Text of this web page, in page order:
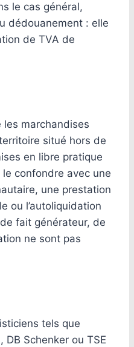
le cas général,
dédouanement : elle
de TVA de
les marchandises
situé hors de
en libre pratique
confondre avec une
une prestation
ou l’autoliquidation
fait générateur, de
ne sont pas
tels que
DB Schenker ou TSE